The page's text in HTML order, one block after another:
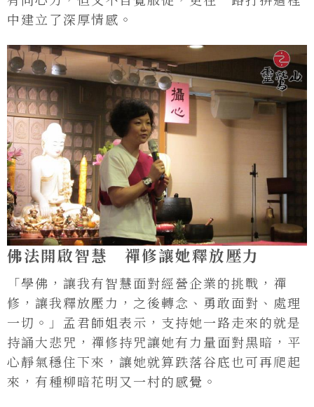
中建立了深厚情感。
佛法開啟智慧 禪修讓她釋放壓力
「學佛，讓我有智慧面對經營企業的挑戰，禪
修，讓我釋放壓力，之後轉念、勇敢面對、處理
一切。」孟君師姐表示，支持她一路走來的就是
持誦大悲咒，禪修持咒讓她有力量面對黑暗，平
心靜氣穩住下來，讓她就算跌落谷底也可再爬起
來，有種柳暗花明又一村的感覺。